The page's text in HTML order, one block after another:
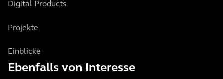
Digital Products
Projekte
Einblicke
Ebenfalls von Interesse